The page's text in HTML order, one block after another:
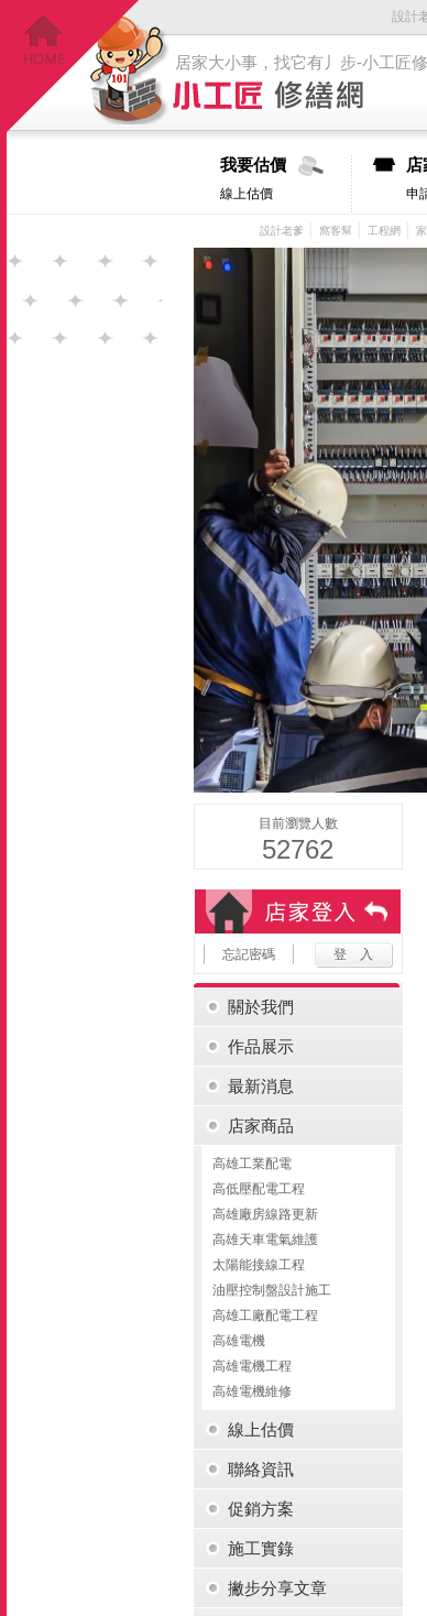
居家大小事，找它有丿步-小工匠
設計
我要估價
線上估價 申
設計老爹 窩客幫 工程網
目前瀏覽人數
52762
忘記密碼
關於我們
作品展示
最新消息
店家商品
高雄工業配電
高低壓配電工程
高雄廠房線路更新
高雄天車電氣維護
太陽能接線工程
油壓控制盤設計施工
高雄工廠配電工程
高雄電機
高雄電機工程
高雄電機維修
線上估價
聯絡資訊
促銷方案
施工實錄
撇步分享文章